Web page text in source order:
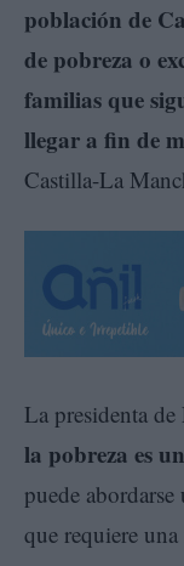
población de
de pobreza o
familias que
llegar a fin de
Castilla-La
La presidenta
la pobreza es
puede
que requiere una